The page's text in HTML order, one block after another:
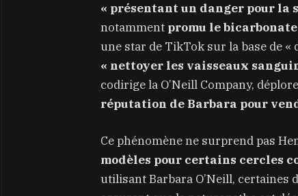
« présentant un danger pour la
notamment promu le
une star de TikTok sur la base de «
« nettoyer les vaisseaux
codirige la O’Neill Company,
réputation de Barbara pour
Ce phénomène ne surprend pas
modèles pour certains cercles
utilisant Barbara O’Neill, certaines